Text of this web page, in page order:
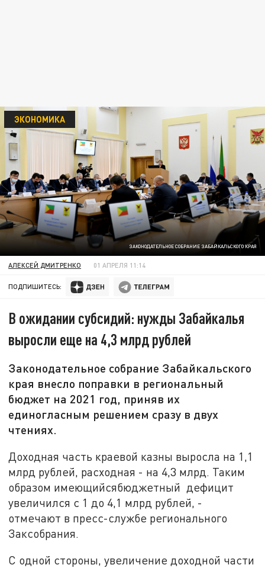
ЗАКОНОДАТЕЛЬНОЕ СОБРАНИЕ ЗАБАЙКАЛЬСКОГО КРАЯ
ЭКОНОМИКА
АЛЕКСЕЙ ДМИТРЕНКО 01 АПРЕЛЯ 11:14
ПОДПИШИТЕСЬ:
В ожидании субсидий: нужды Забайкалья
выросли еще на 4,3 млрд рублей
Законодательное собрание Забайкальского
края внесло поправки в региональный
бюджет на 2021 год, приняв их
единогласным решением сразу в двух
чтениях.
Доходная часть краевой казны выросла на 1,1
млрд рублей, расходная - на 4,3 млрд. Таким
образом имеющийсябюджетный дефицит
увеличился с 1 до 4,1 млрд рублей, -
отмечают в пресс-службе регионального
Заксобрания.
С одной стороны, увеличение доходной части